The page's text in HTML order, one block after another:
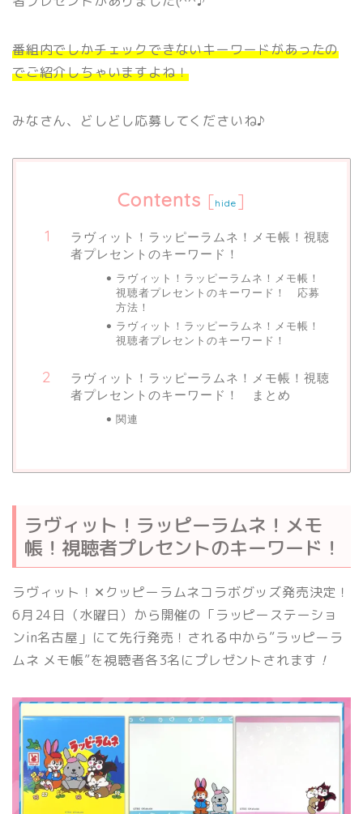
番組内でしかチェックできないキーワードがあったの
でご紹介しちゃいますよね！
みなさん、どしどし応募してくださいね♪
Contents [hide ]
ラヴィット！ラッピーラムネ！メモ帳！視聴
者プレセントのキーワード！
ラヴィット！ラッピーラムネ！メモ帳！
視聴者プレセントのキーワード！ 応募
方法！
ラヴィット！ラッピーラムネ！メモ帳！
視聴者プレセントのキーワード！
ラヴィット！ラッピーラムネ！メモ帳！視聴
者プレセントのキーワード！ まとめ
関連
ラヴィット！ラッピーラムネ！メモ
帳！視聴者プレセントのキーワード！
ラヴィット！✕クッピーラムネコラボグッズ発売決定！
6月24日（水曜日）から開催の「ラッピーステーショ
ンin名古屋」にて先行発売！される中から”ラッピーラ
ムネ メモ帳”を視聴者各3名にプレゼントされます ！